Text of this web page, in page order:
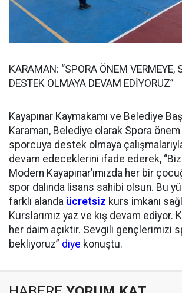
KARAMAN: “SPORA ÖNEM VERMEYE,
DESTEK OLMAYA DEVAM EDİYORUZ”
Kayapınar Kaymakamı ve Belediye
Karaman, Belediye olarak Spora
sporcuya destek olmaya
devam edeceklerini ifade ederek,
Modern Kayapınar’ımızda her bir
spor dalında lisans sahibi olsun. Bu
farklı alanda ücretsiz kurs imkanı
Kurslarımız yaz ve kış devam ediyor.
her daim açıktır. Sevgili gençlerimizi
bekliyoruz” diye konuştu.